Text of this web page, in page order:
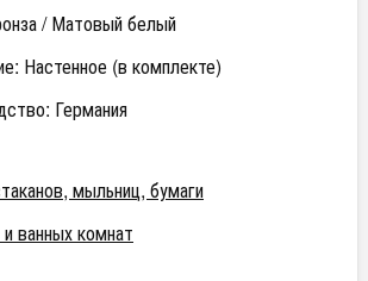
/ Матовый белый
Настенное (в комплекте)
Германия
мыльниц, бумаги
ванных комнат